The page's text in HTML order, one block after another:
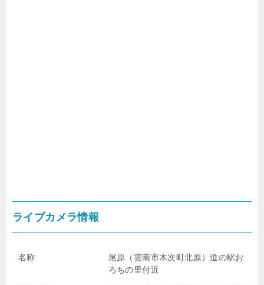
ライブカメラ情報
名称
尾原（雲南市木次町北原）道の駅お
ろちの里付近